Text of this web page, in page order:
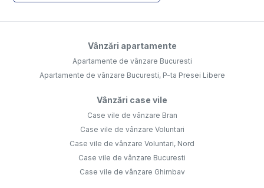
Vânzări apartamente
Apartamente de vânzare Bucuresti
Apartamente de vânzare Bucuresti, P-ta Presei Libere
Vânzări case vile
Case vile de vânzare Bran
Case vile de vânzare Voluntari
Case vile de vânzare Voluntari, Nord
Case vile de vânzare Bucuresti
Case vile de vânzare Ghimbav